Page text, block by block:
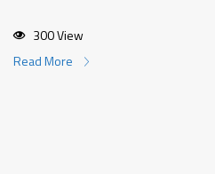
300 View
Read More